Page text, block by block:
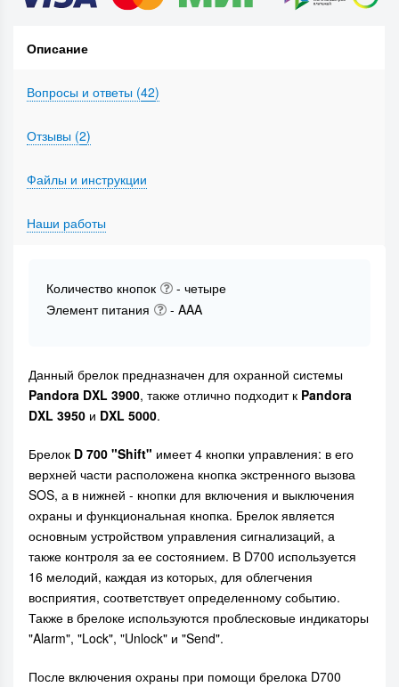
Описание
Вопросы и ответы (42)
Отзывы (2)
Файлы и инструкции
Наши работы
Количество кнопок
- четыре
Элемент питания
- AAA
Данный брелок предназначен для охранной системы
Pandora DXL 3900, также отлично подходит к Pandora
DXL 3950 и DXL 5000.
Брелок D 700 "Shift" имеет 4 кнопки управления: в его
верхней части расположена кнопка экстренного вызова
SOS, а в нижней - кнопки для включения и выключения
охраны и функциональная кнопка. Брелок является
основным устройством управления сигнализаций, а
также контроля за ее состоянием. В D700 используется
16 мелодий, каждая из которых, для облегчения
восприятия, соответствует определенному событию.
Также в брелоке используются проблесковые индикаторы
"Alarm", "Lock", "Unlock" и "Send".
После включения охраны при помощи брелока D700